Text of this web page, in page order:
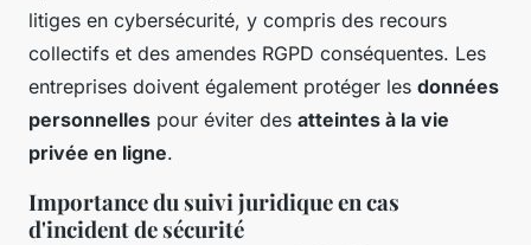
litiges en cybersécurité, y compris des recours
collectifs et des amendes RGPD conséquentes. Les
entreprises doivent également protéger les données
personnelles pour éviter des atteintes à la vie
privée en ligne.
Importance du suivi juridique en cas
d'incident de sécurité